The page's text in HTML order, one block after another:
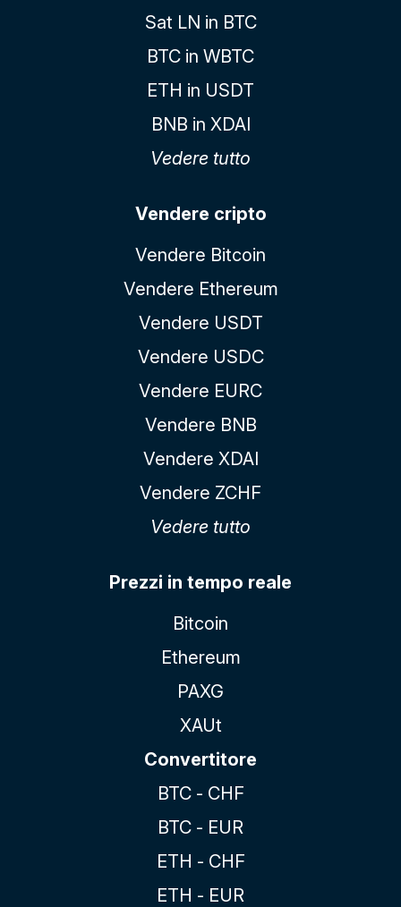
Sat LN in BTC
BTC in WBTC
ETH in USDT
BNB in XDAI
Vedere tutto
Vendere cripto
Vendere Bitcoin
Vendere Ethereum
Vendere USDT
Vendere USDC
Vendere EURC
Vendere BNB
Vendere XDAI
Vendere ZCHF
Vedere tutto
Prezzi in tempo reale
Bitcoin
Ethereum
PAXG
XAUt
Convertitore
BTC - CHF
BTC - EUR
ETH - CHF
ETH - EUR